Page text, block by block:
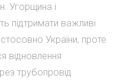
Угорщина і
підтримати важливі
України, проте
відновлення
трубопровід